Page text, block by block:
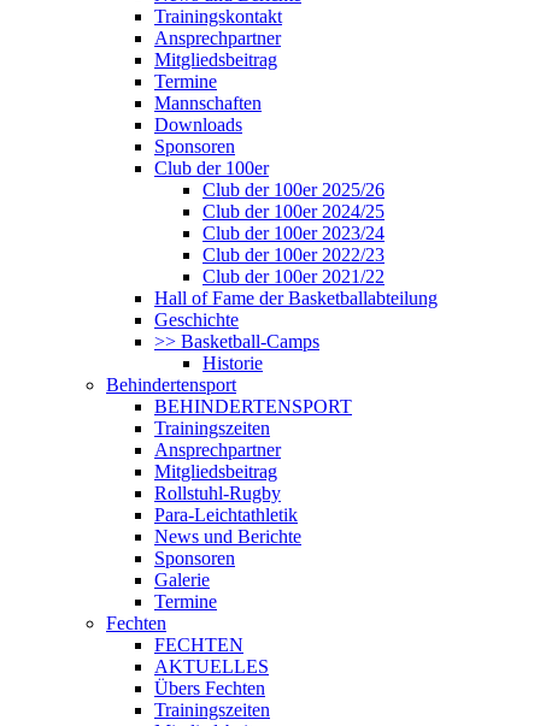
Trainingskontakt
Ansprechpartner
Mitgliedsbeitrag
Termine
Mannschaften
Downloads
Sponsoren
Club der 100er
Club der 100er 2025/26
Club der 100er 2024/25
Club der 100er 2023/24
Club der 100er 2022/23
Club der 100er 2021/22
Hall of Fame der Basketballabteilung
Geschichte
>> Basketball-Camps
Historie
Behindertensport
BEHINDERTENSPORT
Trainingszeiten
Ansprechpartner
Mitgliedsbeitrag
Rollstuhl-Rugby
Para-Leichtathletik
News und Berichte
Sponsoren
Galerie
Termine
Fechten
FECHTEN
AKTUELLES
Übers Fechten
Trainingszeiten